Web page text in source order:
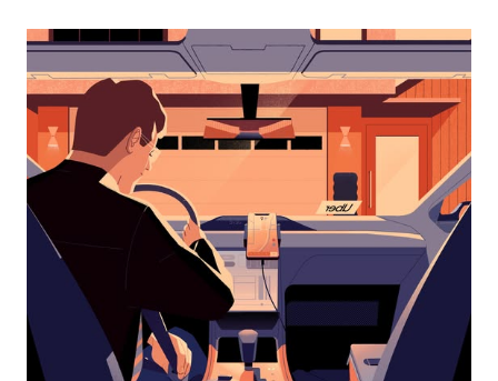
للأسفل
لاستخدام
التقويم
التاريخ.
اضغط
على
زر
الخروج
لإغلاق
التقويم.